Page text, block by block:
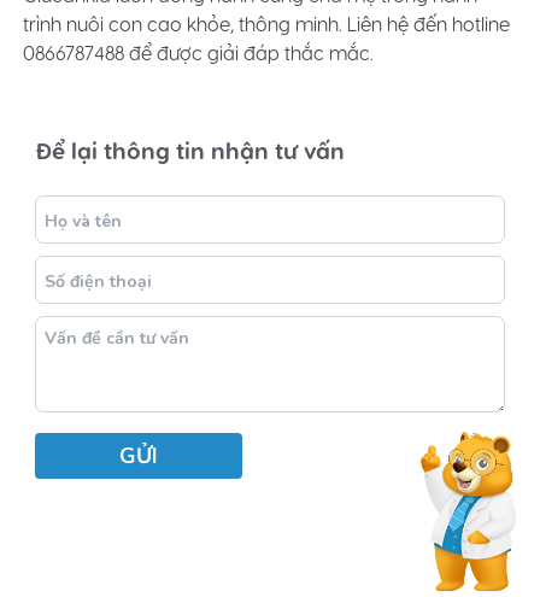
trình nuôi con cao khỏe, thông minh. Liên hệ đến hotline
0866787488 để được giải đáp thắc mắc.
Để lại thông tin nhận tư vấn